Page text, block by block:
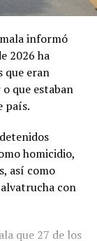
informó
2026 ha
que eran
que estaban
país.
homicidio,
así como
con
que 27 de los